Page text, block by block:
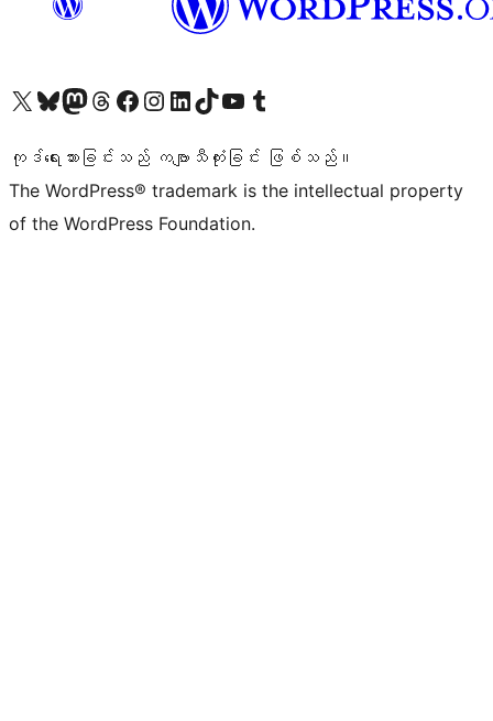
ကျွန်ုပ်တို့၏ X (ယခင် Twitter) အကောင့်သို့ သွားရောက်ကြည့်ရှုပါကျွန်ုပ်တို့၏ Bluesky အကောင့်သို့ ဝင်ရောက်ကြည့်ရှုရန်
ကျွန်ုပ်တို့၏ Mastodon အကောင့်သို့ သွားရောက်ကြည့်ရှုပါကျွန်ုပ်တို့၏ Threads အကောင့်သို့ ဝင်ရောက်ကြည့်ရှုရန်
ကျွန်ုပ်တို့၏ Facebook စာမျက်နှာသို့ သွားရောက်ကြည့်ရှုပါကျွန်ုပ်တို့၏ Instagram အကောင့်သို့ သွားရောက်ကြည့်ရှုပါ ကျွန်ုပ်တို့၏ LinkedIn အကောင့်သို့ သွားရောက်ကြည့်ရှုပါကျွန်ုပ်တို့၏ TikTok အကောင့်သို့ ဝင်ရောက်ကြည့်ရှုရန်
ကျွန်ုပ်တို့၏ YouTube ချန်နယ်သို့ သွားရောက်ကြည့်ရှုပါ ကျွန်ုပ်တို့၏ Tumblr အကောင့်သို့ ဝင်ရောက်ကြည့်ရှုရန်
ကုဒ်ရေးသားခြင်းသည် ကဗျာသီကုံးခြင်း ဖြစ်သည်။
The WordPress® trademark is the intellectual property
of the WordPress Foundation.